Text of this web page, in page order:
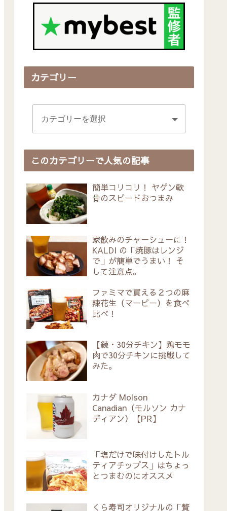
カテゴリー
このカテゴリーで人気の記事
簡単コリコリ！ ヤゲン軟
骨のスピードおつまみ
家飲みのチャーシューに！
KALDI の「焼豚はレンジ
で」が簡単でうまい！ そ
して注意点。
ファミマで買える２つの麻
辣花生（マーピー）を食べ
比べ！
【続・30分チキン】鶏モモ
肉で30分チキンに挑戦して
みた。
カナダ Molson
Canadian（モルソン カナ
ディアン）【PR】
「塩だけで味付けしたトル
ティアチップス」はちょっ
とつまむのにオススメ
くら寿司オリジナルの「贅